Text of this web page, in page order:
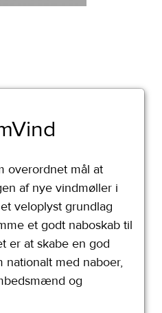
overordnet mål at
af nye vindmøller i
veloplyst grundlag
et godt naboskab til
er at skabe en god
nationalt med naboer,
og